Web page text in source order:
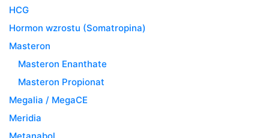
HCG
Hormon wzrostu (Somatropina)
Masteron
Masteron Enanthate
Masteron Propionat
Megalia / MegaCE
Meridia